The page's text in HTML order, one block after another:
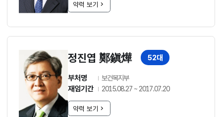
약력 보기
52대
정진엽 鄭鎭燁
부처명 보건복지부
재임기간 2015.08.27 ~ 2017.07.20
약력 보기